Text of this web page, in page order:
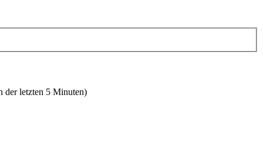
der letzten 5 Minuten)